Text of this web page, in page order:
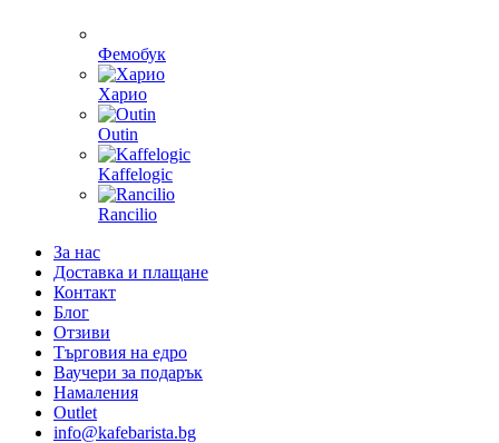
Фемобук
Харио
Outin
Kaffelogic
Rancilio
За нас
Доставка и плащане
Контакт
Блог
Отзиви
Търговия на едро
Ваучери за подарък
Намаления
Outlet
info@kafebarista.bg